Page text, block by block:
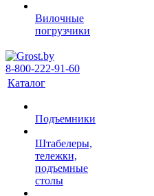
Вилочные
погрузчики
8-800-222-91-60
Каталог
Подъемники
Штабелеры,
тележки,
подъемные
столы